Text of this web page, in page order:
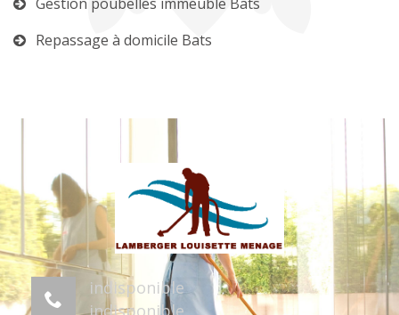
Repassage à domicile Bats
indisponible
indisponible